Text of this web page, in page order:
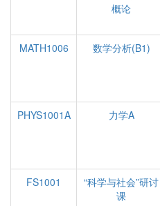
概论
MATH1006
数学分析(B1)
PHYS1001A
力学A
FS1001
“科学与社会”研讨
课